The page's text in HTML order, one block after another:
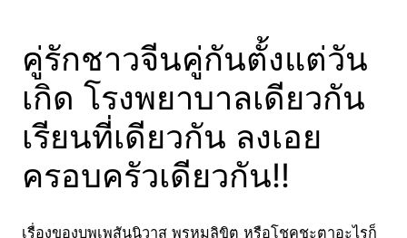
คู่รักชาวจีนคู่กันตั้งแต่วัน
เกิด โรงพยาบาลเดียวกัน
เรียนที่เดียวกัน ลงเอย
ครอบครัวเดียวกัน!!
เรื่องของบุพเพสันนิวาส พรหมลิขิต หรือโชคชะตาอะไรก็